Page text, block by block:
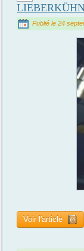
Publié le 24
Voir l'article